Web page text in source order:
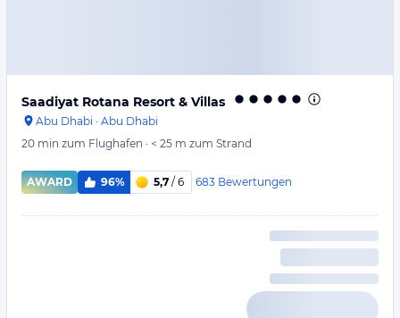
Saadiyat Rotana Resort & Villas
Abu Dhabi · Abu Dhabi
20 min zum Flughafen · < 25 m zum Strand
AWARD 96% 5,7 / 6 683 Bewertungen